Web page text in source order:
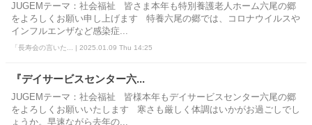
JUGEMテーマ：社会福祉 皆さま本年も特別養護老人ホーム六尾の郷
をよろしくお願い申し上げます 特養六尾の郷では、コロナウイルスや
インフルエンザなど感染症...
「長寿会の言いた... | 2025.01.09 Thu 14:25
『デイサービスセンター六...
JUGEMテーマ：社会福祉 皆様本年もデイサービスセンター六尾の郷
をよろしくお願いいたします 寒さも厳しく体調はいかがお過ごしでし
ょうか。早速ながら去年の...